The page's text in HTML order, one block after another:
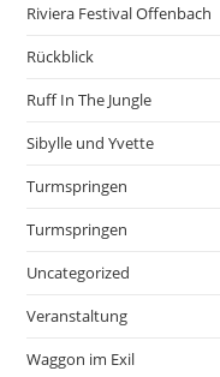
Riviera Festival Offenbach
Rückblick
Ruff In The Jungle
Sibylle und Yvette
Turmspringen
Turmspringen
Uncategorized
Veranstaltung
Waggon im Exil